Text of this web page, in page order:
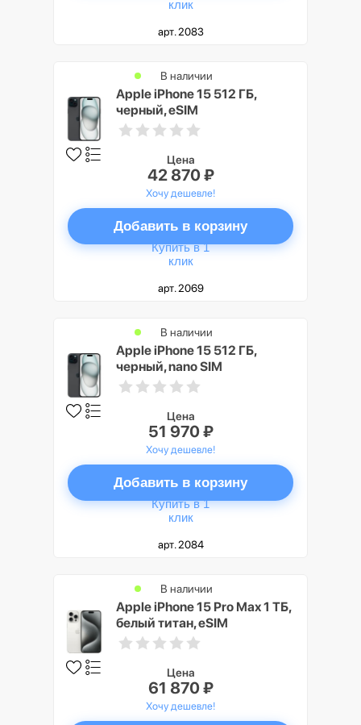
клик
арт. 2083
Apple iPhone 15 512 ГБ,
черный, eSIM
В наличии
Цена
42 870 ₽
Хочу дешевле!
Добавить в корзину
Купить в 1
клик
арт. 2069
Apple iPhone 15 512 ГБ,
черный, nano SIM
В наличии
Цена
51 970 ₽
Хочу дешевле!
Добавить в корзину
Купить в 1
клик
арт. 2084
Apple iPhone 15 Pro Max 1 ТБ,
белый титан, eSIM
В наличии
Цена
61 870 ₽
Хочу дешевле!